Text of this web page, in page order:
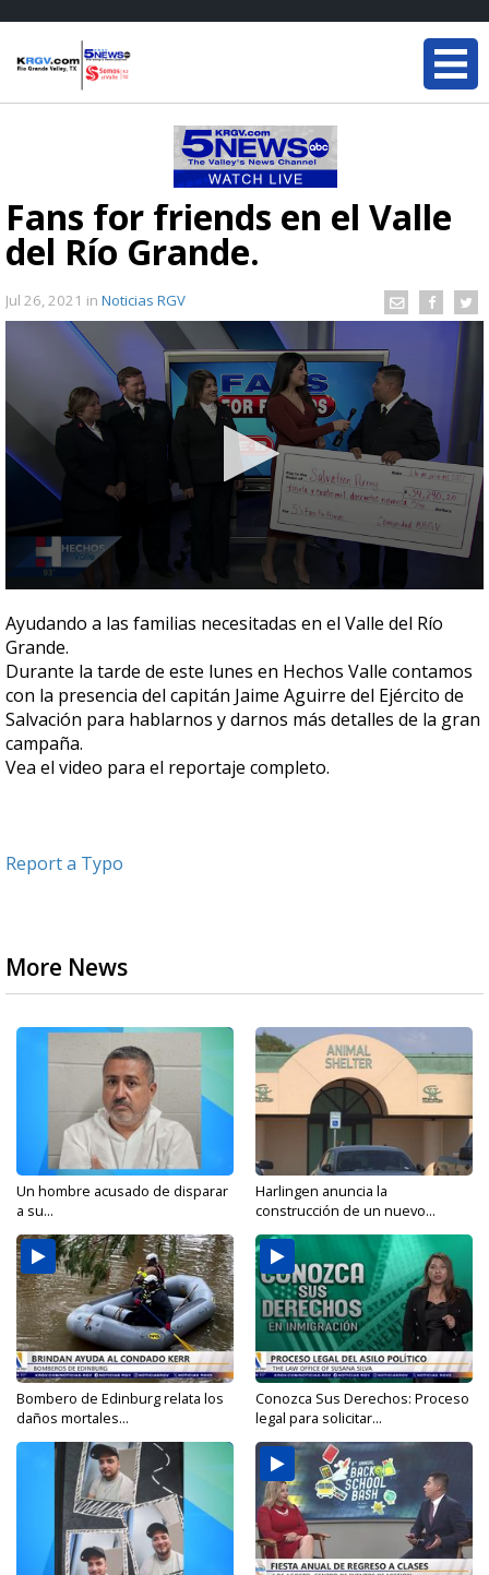
Fans for friends en el Valle
del Río Grande.
Jul 26, 2021 in Noticias RGV
seconds
of
2
minutes,
19
seconds
Ayudando a las familias necesitadas en el Valle del Río
Grande.
Durante la tarde de este lunes en Hechos Valle contamos
con la presencia del capitán Jaime Aguirre del Ejército de
Salvación para hablarnos y darnos más detalles de la gran
campaña.
Vea el video para el reportaje completo.
Report a Typo
More News
Un hombre acusado de disparar
a su...
Harlingen anuncia la
construcción de un nuevo...
Bombero de Edinburg relata los
daños mortales...
Conozca Sus Derechos: Proceso
legal para solicitar...